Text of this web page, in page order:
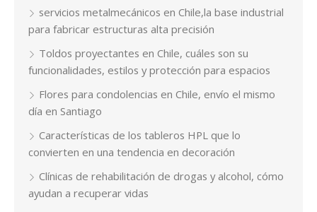
servicios metalmecánicos en Chile,la base industrial
para fabricar estructuras alta precisión
Toldos proyectantes en Chile, cuáles son su
funcionalidades, estilos y protección para espacios
Flores para condolencias en Chile, envío el mismo
día en Santiago
Características de los tableros HPL que lo
convierten en una tendencia en decoración
Clínicas de rehabilitación de drogas y alcohol, cómo
ayudan a recuperar vidas